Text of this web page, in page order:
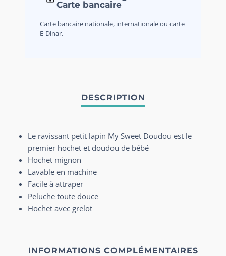
Carte bancaire
Carte bancaire nationale, internationale ou carte
E-Dinar.
Le ravissant petit lapin My Sweet Doudou est le
premier hochet et doudou de bébé
Hochet mignon
Lavable en machine
Facile à attraper
Peluche toute douce
Hochet avec grelot